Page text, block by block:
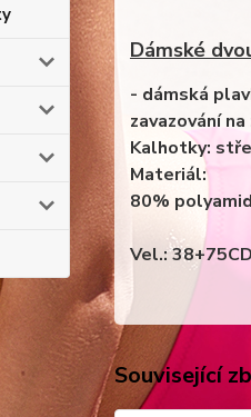
Dámské
- dámská
zavazování
Kalhotky:
Materiál:
80%
Vel.:
Související